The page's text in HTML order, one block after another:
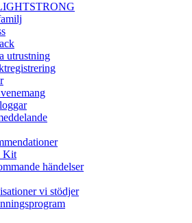
utrustning
Kit
händelser
vi stödjer